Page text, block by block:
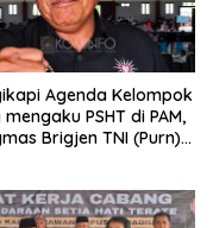
Agenda Kelompok
PSHT di PAM,
Brigjen TNI (Purn)